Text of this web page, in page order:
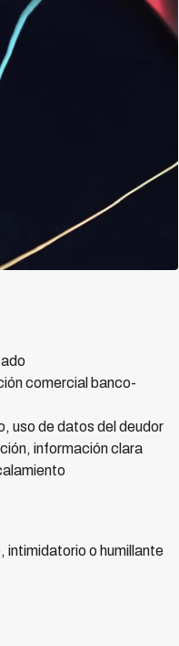
comercial banco-
uso de datos del deudor
información clara
intimidatorio o humillante